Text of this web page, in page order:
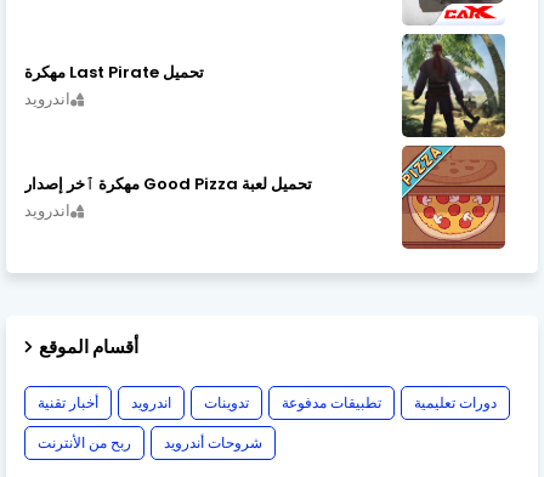
تحميل Last Pirate مهكرة
اندرويد
تحميل لعبة Good Pizza مهكرة ٱخر إصدار
اندرويد
أقسام الموقع
أخبار تقنية اندرويد تدوينات تطبيقات مدفوعة
دورات تعليمية
ربح من الأنترنت
شروحات أندرويد